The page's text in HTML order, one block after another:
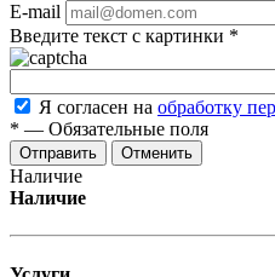
E-mail
Введите текст с картинки *
Я согласен на обработку
* — Обязательные поля
Отменить
Наличие
Наличие